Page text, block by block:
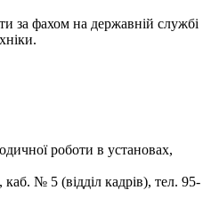
за фахом на державній службі
роботи в установах,
№ 5 (відділ кадрів), тел. 95-